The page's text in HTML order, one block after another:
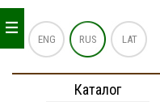
ENG RUS LAT
Каталог
_
_
_